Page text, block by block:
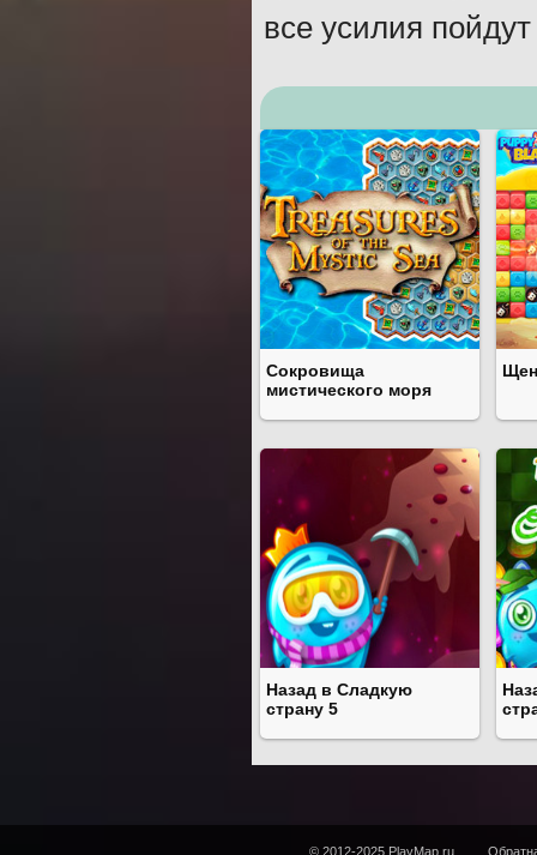
все усилия
Сокровища
мистического моря
Назад в Сладкую
страну 5
© 2012-2025 PlayMap.ru